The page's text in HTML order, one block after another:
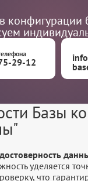
29-12
Базы
уделяется
что